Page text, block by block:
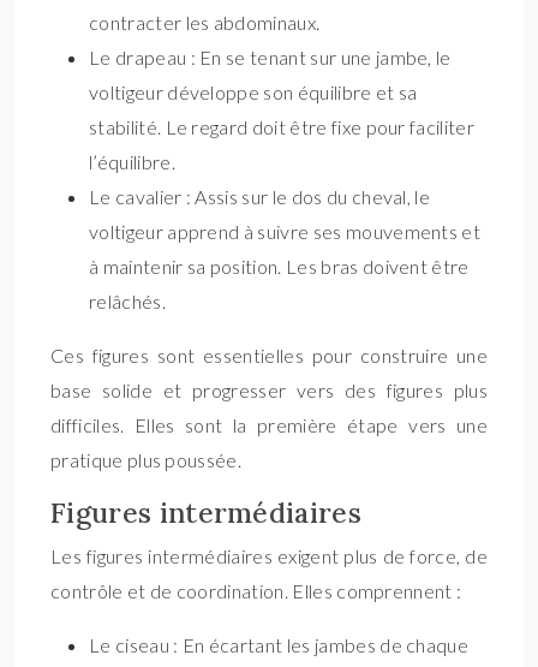
contracter les abdominaux.
Le drapeau : En se tenant sur une jambe, le
voltigeur développe son équilibre et sa
stabilité. Le regard doit être fixe pour faciliter
l’équilibre.
Le cavalier : Assis sur le dos du cheval, le
voltigeur apprend à suivre ses mouvements et
à maintenir sa position. Les bras doivent être
relâchés.
Ces figures sont essentielles pour construire une
base solide et progresser vers des figures plus
difficiles. Elles sont la première étape vers une
pratique plus poussée.
Figures intermédiaires
Les figures intermédiaires exigent plus de force, de
contrôle et de coordination. Elles comprennent :
Le ciseau : En écartant les jambes de chaque